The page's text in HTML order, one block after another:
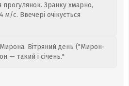
прогулянок. Зранку хмарно,
м/с. Ввечері очікується
Вітряний день ("Мирон-
— такий і січень."